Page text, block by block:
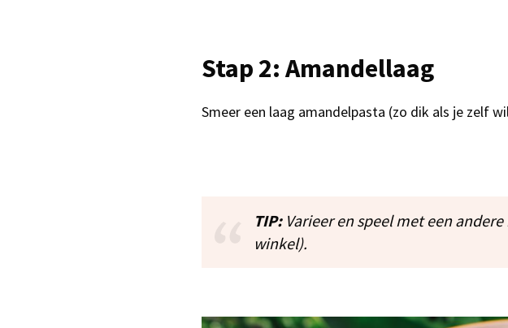
Stap 2: Amandellaag
Smeer een laag amandelpasta (zo dik als je zelf
TIP:Varieer en speel met een
winkel).